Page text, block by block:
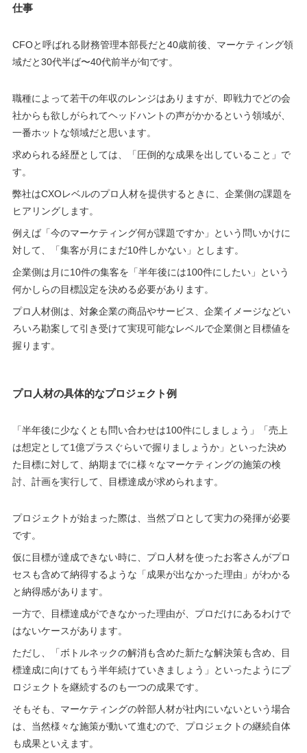
仕事
CFOと呼ばれる財務管理本部長だと40歳前後、マーケティング領
域だと30代半ば〜40代前半が旬です。
職種によって若干の年収のレンジはありますが、即戦力でどの会
社からも欲しがられてヘッドハントの声がかかるという領域が、
一番ホットな領域だと思います。
求められる経歴としては、「圧倒的な成果を出していること」で
す。
弊社はCXOレベルのプロ人材を提供するときに、企業側の課題を
ヒアリングします。
例えば「今のマーケティング何が課題ですか」という問いかけに
対して、「集客が月にまだ10件しかない」とします。
企業側は月に10件の集客を「半年後には100件にしたい」という
何かしらの目標設定を決める必要があります。
プロ人材側は、対象企業の商品やサービス、企業イメージなどい
ろいろ勘案して引き受けて実現可能なレベルで企業側と目標値を
握ります。
プロ人材の具体的なプロジェクト例
「半年後に少なくとも問い合わせは100件にしましょう」「売上
は想定として1億プラスぐらいで握りましょうか」といった決め
た目標に対して、納期までに様々なマーケティングの施策の検
討、計画を実行して、目標達成が求められます。
プロジェクトが始まった際は、当然プロとして実力の発揮が必要
です。
仮に目標が達成できない時に、プロ人材を使ったお客さんがプロ
セスも含めて納得するような「成果が出なかった理由」がわかる
と納得感があります。
一方で、目標達成ができなかった理由が、プロだけにあるわけで
はないケースがあります。
ただし、「ボトルネックの解消も含めた新たな解決策も含め、目
標達成に向けてもう半年続けていきましょう」といったようにプ
ロジェクトを継続するのも一つの成果です。
そもそも、マーケティングの幹部人材が社内にいないという場合
は、当然様々な施策が動いて進むので、プロジェクトの継続自体
も成果といえます。